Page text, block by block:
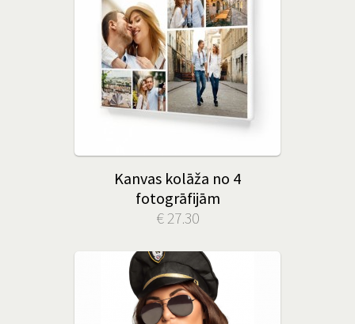
Kanvas kolāža no 4
fotogrāfijām
€ 27.30